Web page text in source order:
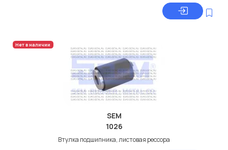
Нет в наличии
SEM
1026
Втулка подшипника, листовая рессора